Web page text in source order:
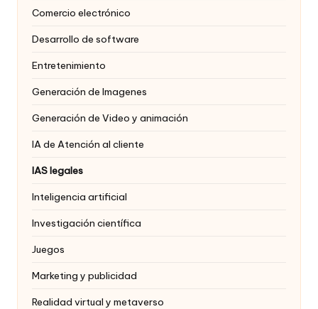
Comercio electrónico
Desarrollo de software
Entretenimiento
Generación de Imagenes
Generación de Video y animación
IA de Atención al cliente
IAS legales
Inteligencia artificial
Investigación científica
Juegos
Marketing y publicidad
Realidad virtual y metaverso